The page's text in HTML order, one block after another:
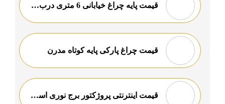
قیمت پایه چراغ خیابانی 6 متری درب کارخانه
قیمت چراغ پارکی پایه کوتاه مدرن
قیمت اینترنتی پروژکتور برج نوری استادیومی